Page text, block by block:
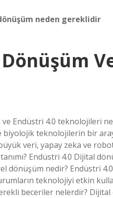
neden gereklidir
Endüstri 4.0 teknolojileri
biyolojik teknolojilerin bir
veri, yapay zeka ve
tanımı? Endüstri 4.0 Dijital
dönüşüm nedir? Endüstri
teknolojiyi etkin
beceriler nelerdir? Dijital